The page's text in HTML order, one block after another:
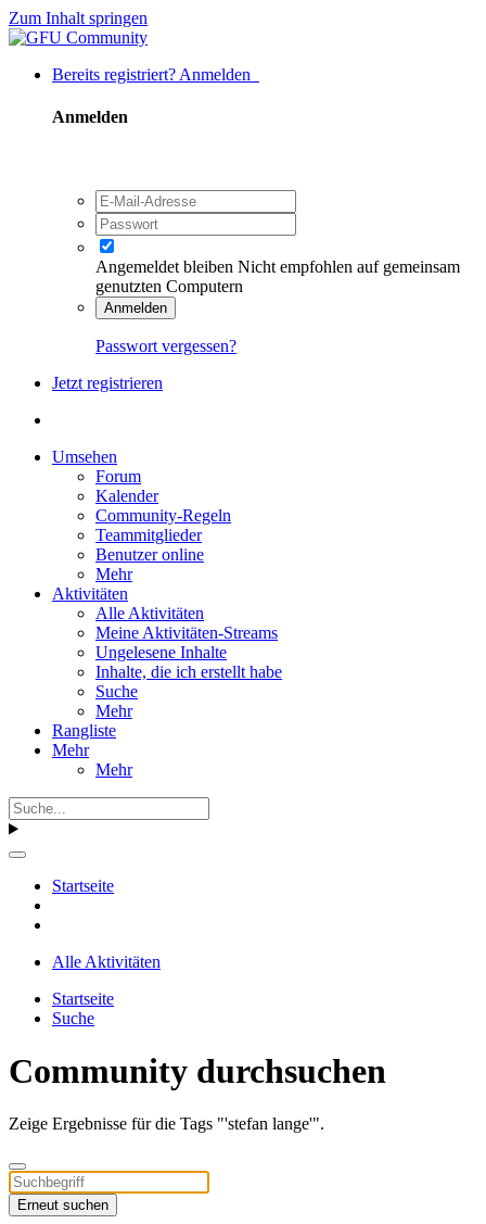
Zum Inhalt springen
Bereits registriert? Anmelden
Anmelden
Angemeldet bleiben Nicht empfohlen auf gemeinsam
genutzten Computern
Anmelden
Passwort vergessen?
Jetzt registrieren
Umsehen
Forum
Kalender
Community-Regeln
Teammitglieder
Benutzer online
Mehr
Aktivitäten
Alle Aktivitäten
Meine Aktivitäten-Streams
Ungelesene Inhalte
Inhalte, die ich erstellt habe
Suche
Mehr
Rangliste
Mehr
Mehr
Startseite
Alle Aktivitäten
Startseite
Suche
Community durchsuchen
Zeige Ergebnisse für die Tags "'stefan lange'".
Erneut suchen